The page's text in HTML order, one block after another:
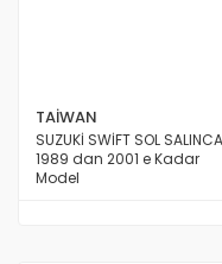
TAİWAN
SUZUKİ SWİFT SOL
1989 dan 2001 e Kadar
Model